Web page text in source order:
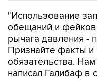
"Использование
обещаний и
рычага давления -
Признайте факты и
обязательства.
написал Галибаф в